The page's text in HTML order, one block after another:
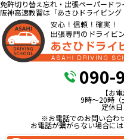
免許切り替え忘れ・出張ペーパード
阪神高速教習は「あさひドライビング
090-
【お
9時～20時（
定休
※お電話でのお問い合わ
お電話が繋がらない場合に